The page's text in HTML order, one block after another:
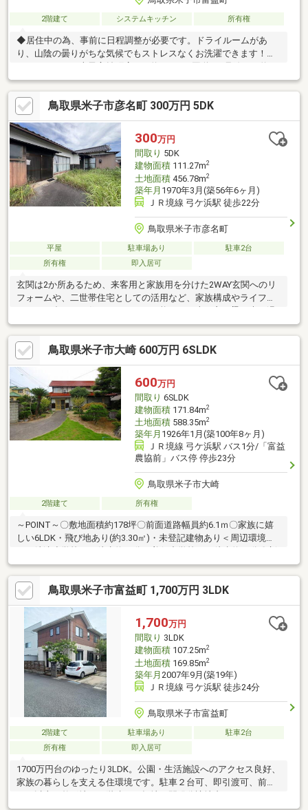
2階建て システムキッチン 所有権
◆居住中の為、事前に日程調整が必要です。ドライルームがあ
り、山陰の曇りがちな気候でもストレスなくお洗濯できます！フ
550ｍ、富益郵便局まで約820ｍ
鳥取県米子市彦名町 300万円 5DK
300万円
間取り 5DK
建物面積111.27m2
土地面積456.78m2
築年月 1970年3月(築56年6ヶ月)
ＪＲ境線 弓ケ浜駅 徒歩22分
鳥取県米子市彦名町
平屋 駐車場あり
駐車2台
所有権
即入居可
玄関は2か所あるため、来客用と家族用を分けた2WAY玄関へのリ
フォームや、二世帯住宅としての活用など、家族構成やライフス
もりを活かしながら、水回りは最新設備へ。理想の暮らしを、私
たちと一緒にカタチにしませんか。住宅購入からリフォーム、ア
フターサポートまでワンストップで対応いたします。■上水道、
浄化槽■残置物は撤去します（売主負担）■駐車２台可（軽に限
る）※前面道路が狭いため普通車は入れません■市街化調整区域内
の物件のため購入者に制限があります（11号案件）■告知事項あ
り■令和８年度固定資産税 31 910円
鳥取県米子市大崎 600万円 6SLDK
600万円
間取り 6SLDK
建物面積171.84m2
土地面積588.35m2
築年月 1926年1月(築100年8ヶ月)
ＪＲ境線 弓ケ浜駅 バス1分/「富益
農協前」バス停 停歩23分
鳥取県米子市大崎
2階建て 所有権
～POINT～〇敷地面積約178坪〇前面道路幅員約6.1ｍ〇家族に嬉
しい6LDK・飛び地あり(約3.30㎡)・未登記建物あり＜周辺環境
型コロナウイルス蔓延の影響で材料等が高騰している為、中古住
宅が再注目されてきております。■物件詳細や周辺環境 ■住宅ロ
ーンやご売却 ■リフォームや建替え はお気軽にご相談くださ
い。
鳥取県米子市富益町 1,700万円 3LDK
1,700万円
間取り 3LDK
建物面積107.25m2
土地面積169.85m2
築年月 2007年9月(築19年)
ＪＲ境線 弓ケ浜駅 徒歩24分
鳥取県米子市富益町
2階建て 駐車場あり
駐車2台
所有権
即入居可
1700万円台のゆったり3LDK。公園・生活施設へのアクセス良好、
家族の暮らしを支える住環境です。駐車２台可、即引渡可、前道